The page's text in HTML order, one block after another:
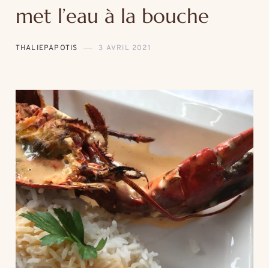
met l’eau à la bouche
THALIEPAPOTIS 3 AVRIL 2021